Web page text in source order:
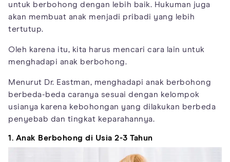
untuk berbohong dengan lebih baik. Hukuman juga
akan membuat anak menjadi pribadi yang lebih
tertutup.
Oleh karena itu, kita harus mencari cara lain untuk
menghadapi anak berbohong.
Menurut Dr. Eastman, menghadapi anak berbohong
berbeda-beda caranya sesuai dengan kelompok
usianya karena kebohongan yang dilakukan berbeda
penyebab dan tingkat keparahannya.
1. Anak Berbohong di Usia 2-3 Tahun